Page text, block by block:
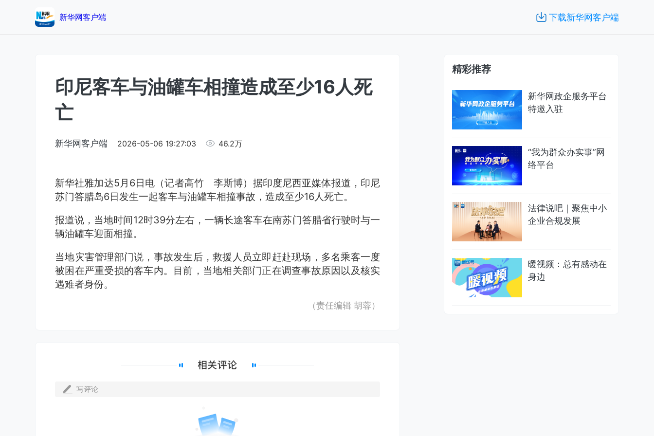
新华网客户端 下载新华网客户端
印尼客车与油罐车相撞造成至少16人死
亡
新华网客户端 2026-05-06 19:27:03 46.2万
新华社雅加达5月6日电（记者高竹 李斯博）据印度尼西亚媒体报道，印尼
苏门答腊岛6日发生一起客车与油罐车相撞事故，造成至少16人死亡。
报道说，当地时间12时39分左右，一辆长途客车在南苏门答腊省行驶时与一
辆油罐车迎面相撞。
当地灾害管理部门说，事故发生后，救援人员立即赶赴现场，多名乘客一度
被困在严重受损的客车内。目前，当地相关部门正在调查事故原因以及核实
遇难者身份。
（责任编辑 胡蓉）
写评论
精彩推荐
新华网政企服务平台
特邀入驻
“我为群众办实事”网
络平台
法律说吧｜聚焦中小
企业合规发展
暖视频：总有感动在
身边